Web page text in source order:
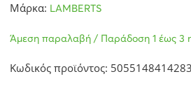
Μάρκα: LAMBERTS
Άμεση παραλαβή / Παράδοση 1 έως 3
Κωδικός προϊόντος: 5055148414283